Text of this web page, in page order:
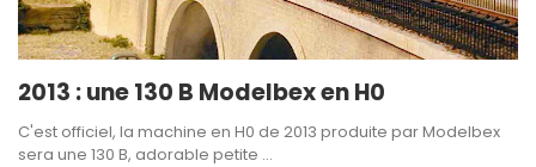
2013 : une 130 B Modelbex en H0
C'est officiel, la machine en H0 de 2013 produite par Modelbex
sera une 130 B, adorable petite …